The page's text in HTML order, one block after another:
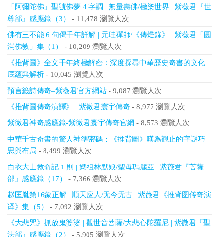
「阿彌陀佛」聖號佛夢 4 字調 | 無量壽佛/極樂世界 | 紫薇君『世
尊部』感應錄（3）
- 11,478 瀏覽人次
佛有三不能 6 句偈千年詳解 | 元珪禪師/《傳燈錄》 | 紫薇君「圓
滿佛教」集（1）
- 10,209 瀏覽人次
《推背圖》全文千年終極解密：深度探尋中華歷史奇書的文化
底蘊與解析 - 10,045 瀏覽人次
預言籤詩傳奇–紫薇君官方網站 - 9,087 瀏覽人次
《推背圖傳奇演譯》 | 紫微君寰宇傳奇 - 8,977 瀏覽人次
紫微君神奇感應錄-紫微君寰宇傳奇官網 - 8,573 瀏覽人次
中華千古奇書的驚人神準密碼：《推背圖》嘆為觀止的字謎巧
思與布局 - 8,499 瀏覽人次
白衣大士救命記 1 則 | 媽祖林默娘/聖母瑪麗亞 | 紫薇君『菩薩
部』感應錄（17）
- 7,366 瀏覽人次
赵匡胤第16象正解 | 顺天应人/无今无古 | 紫薇君《推背图传奇演
译》集（5）
- 7,092 瀏覽人次
《大悲咒》抓放鬼婆婆 | 觀世音菩薩/大悲心陀羅尼 | 紫微君『聖
法部』感應錄（2）
- 5,905 瀏覽人次